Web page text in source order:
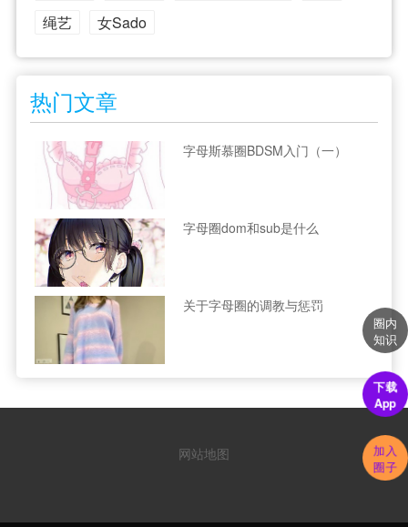
绳艺
女Sado
热门文章
字母斯慕圈BDSM入门（一）
字母圈dom和sub是什么
关于字母圈的调教与惩罚
网站地图
圈内
知识
下载
App
加入
圈子